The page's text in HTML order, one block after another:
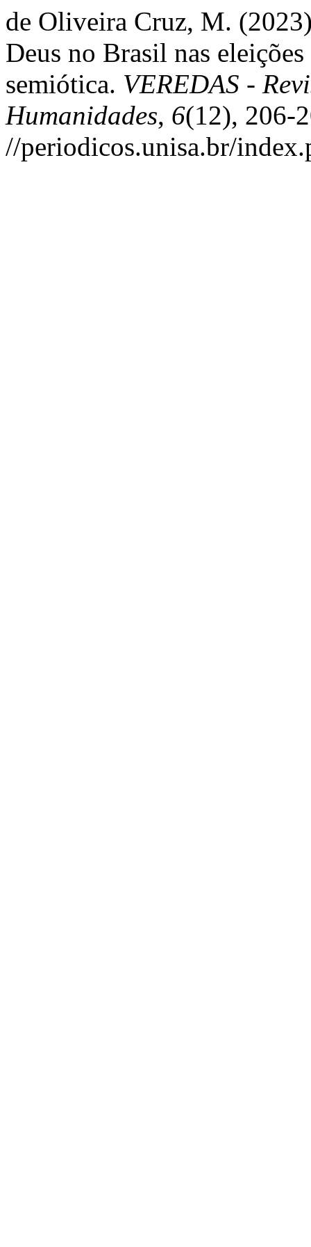
de Oliveira Cruz, M.
Deus no Brasil nas
semiótica. VEREDAS -
Humanidades, 6(12), 206-
//periodicos.unisa.br/